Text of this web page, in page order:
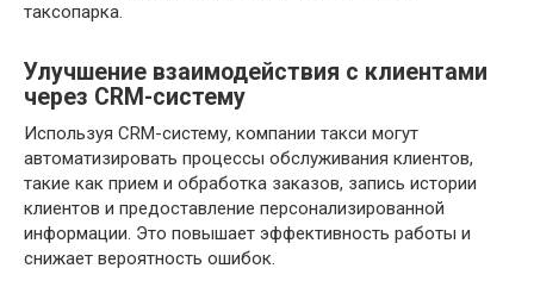
таксопарка.
Улучшение взаимодействия с клиентами
через CRM-систему
Используя CRM-систему, компании такси могут
автоматизировать процессы обслуживания клиентов,
такие как прием и обработка заказов, запись истории
клиентов и предоставление персонализированной
информации. Это повышает эффективность работы и
снижает вероятность ошибок.